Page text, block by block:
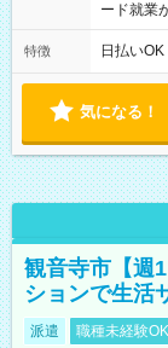
ード就業
特徴 日払いOK
気になる！
観音寺市【週
ションで生活
派遣 職種未経験OK